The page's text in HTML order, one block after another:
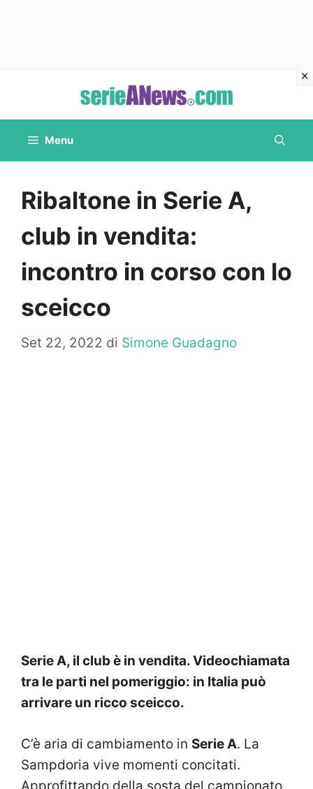
contenuto
Menu
Ribaltone in Serie A,
club in vendita:
incontro in corso con lo
sceicco
Set 22, 2022 di Simone Guadagno
Serie A, il club è in vendita. Videochiamata
tra le parti nel pomeriggio: in Italia può
arrivare un ricco sceicco.
C’è aria di cambiamento in Serie A. La
Sampdoria vive momenti concitati.
Approfittando della sosta del campionato,